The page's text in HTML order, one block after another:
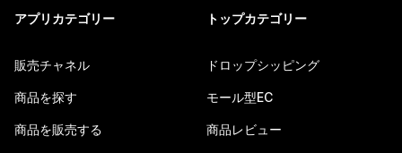
アプリカテゴリー
販売チャネル
商品を探す
商品を販売する
トップカテゴリー
ドロップシッピング
モール型EC
商品レビュー